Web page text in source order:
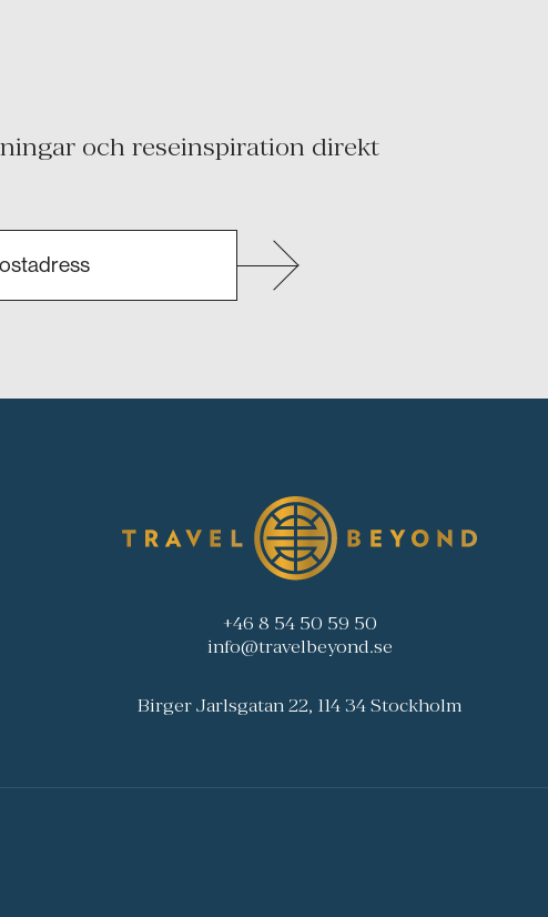
och reseinspiration direkt
+46 8 54 50 59 50
info@travelbeyond.se
Birger Jarlsgatan 22, 114 34 Stockholm